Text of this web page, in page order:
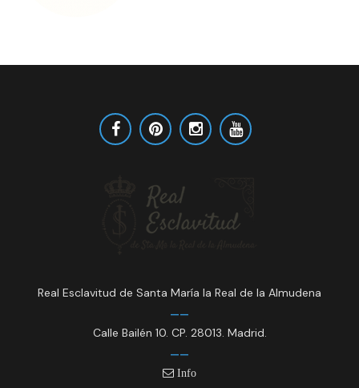
Real Esclavitud de Santa María la Real de la Almudena
Calle Bailén 10. CP. 28013. Madrid.
Info